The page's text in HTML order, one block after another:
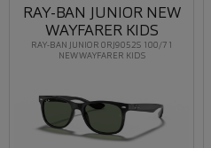
RAY-BAN JUNIOR 0RJ9052S 100/71
NEW WAYFARER KIDS
RAY-BAN JUNIOR NEW
WAYFARER KIDS